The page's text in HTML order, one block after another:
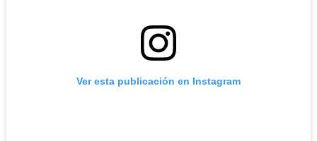
Ver esta publicación en Instagram